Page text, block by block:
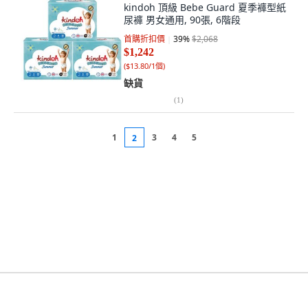
kindoh 頂級 Bebe Guard 夏季褲型紙
尿褲 男女通用, 90張, 6階段
首購折扣價 39%$2,068
$1,242
($13.80/1個)
缺貨
(1)
1 2 3 4 5